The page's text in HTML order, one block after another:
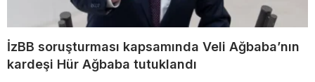
İzBB soruşturması kapsamında Veli Ağbaba’nın
kardeşi Hür Ağbaba tutuklandı